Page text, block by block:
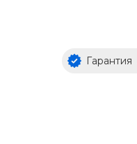
Гарантия